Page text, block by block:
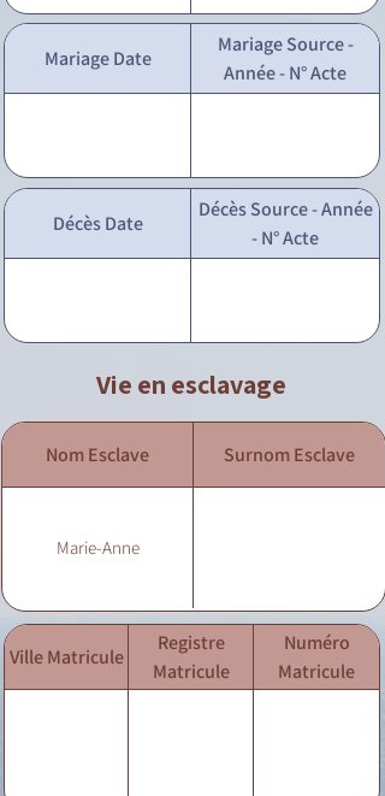
Mariage Date
Mariage Source -
Année - N° Acte
Décès Date
Décès Source - Année
- N° Acte
Vie en esclavage
Nom Esclave Surnom Esclave
Marie-Anne
Ville Matricule
Registre
Matricule
Numéro
Matricule